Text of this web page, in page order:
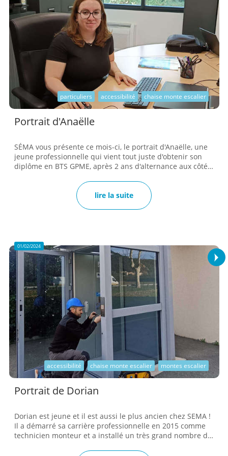
particuliers accessibilité chaise monte escalier
Portrait d'Anaëlle
SÉMA vous présente ce mois-ci, le portrait d'Anaëlle, une
jeune professionnelle qui vient tout juste d'obtenir son
diplôme en BTS GPME, après 2 ans d'alternance aux côtés
belles années était d'assister l'assistante de direction
dans de nombreuses tâches liées à la gestion quotidienne
de l'entreprise. Anaëlle incarne l'importance de la
Plus jeune, je voulais devenir pré...
lire la suite
accessibilité chaise monte escalier montes escalier
01/02/2024
Portrait de Dorian
Dorian est jeune et il est aussi le plus ancien chez SEMA !
Il a démarré sa carrière professionnelle en 2015 comme
technicien monteur et a installé un très grand nombre de